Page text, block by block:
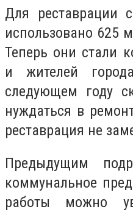
Для реставрации
использовано 625
Теперь они стали
и жителей
следующем году
нуждаться в
реставрация не
Предыдущим
коммунальное
работы можно